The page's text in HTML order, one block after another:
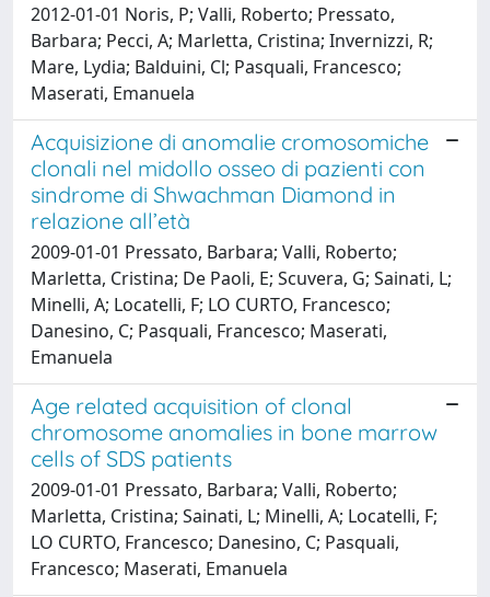
2012-01-01 Noris, P; Valli, Roberto; Pressato,
Barbara; Pecci, A; Marletta, Cristina; Invernizzi, R;
Mare, Lydia; Balduini, Cl; Pasquali, Francesco;
Maserati, Emanuela
Acquisizione di anomalie cromosomiche
clonali nel midollo osseo di pazienti con
sindrome di Shwachman Diamond in
relazione all’età
2009-01-01 Pressato, Barbara; Valli, Roberto;
Marletta, Cristina; De Paoli, E; Scuvera, G; Sainati, L;
Minelli, A; Locatelli, F; LO CURTO, Francesco;
Danesino, C; Pasquali, Francesco; Maserati,
Emanuela
Age related acquisition of clonal
chromosome anomalies in bone marrow
cells of SDS patients
2009-01-01 Pressato, Barbara; Valli, Roberto;
Marletta, Cristina; Sainati, L; Minelli, A; Locatelli, F;
LO CURTO, Francesco; Danesino, C; Pasquali,
Francesco; Maserati, Emanuela